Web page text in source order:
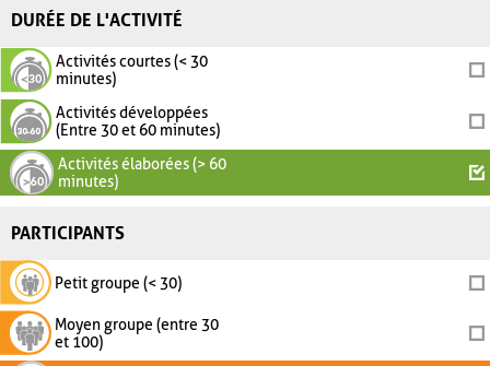
DURÉE DE L'ACTIVITÉ
Activités courtes (< 30
minutes)
Activités développées
(Entre 30 et 60 minutes)
Activités élaborées (> 60
minutes)
PARTICIPANTS
Petit groupe (< 30)
Moyen groupe (entre 30
et 100)